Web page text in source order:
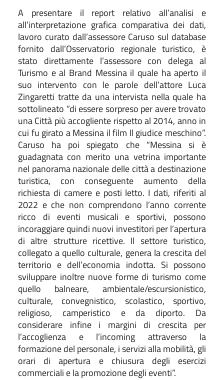
A presentare il report relativo all’analisi e
all’interpretazione grafica comparativa dei dati,
lavoro curato dall’assessore Caruso sul database
fornito dall’Osservatorio regionale turistico, è
stato direttamente l’assessore con delega al
Turismo e al Brand Messina il quale ha aperto il
suo intervento con le parole dell’attore Luca
Zingaretti tratte da una intervista nella quale ha
sottolineato “di essere sorpreso per avere trovato
una Città più accogliente rispetto al 2014, anno in
cui fu girato a Messina il film Il giudice meschino”.
Caruso ha poi spiegato che “Messina si è
guadagnata con merito una vetrina importante
nel panorama nazionale delle città a destinazione
turistica, con conseguente aumento della
richiesta di camere e posti letto. I dati, riferiti al
2022 e che non comprendono l’anno corrente
ricco di eventi musicali e sportivi, possono
incoraggiare quindi nuovi investitori per l’apertura
di altre strutture ricettive. Il settore turistico,
collegato a quello culturale, genera la crescita del
territorio e dell’economia indotta. Si possono
sviluppare inoltre nuove forme di turismo come
quello balneare, ambientale/escursionistico,
culturale, convegnistico, scolastico, sportivo,
religioso, camperistico e da diporto. Da
considerare infine i margini di crescita per
l’accoglienza e l’incoming attraverso la
formazione del personale, i servizi alla mobilità, gli
orari di apertura e chiusura degli esercizi
commerciali e la promozione degli eventi”.